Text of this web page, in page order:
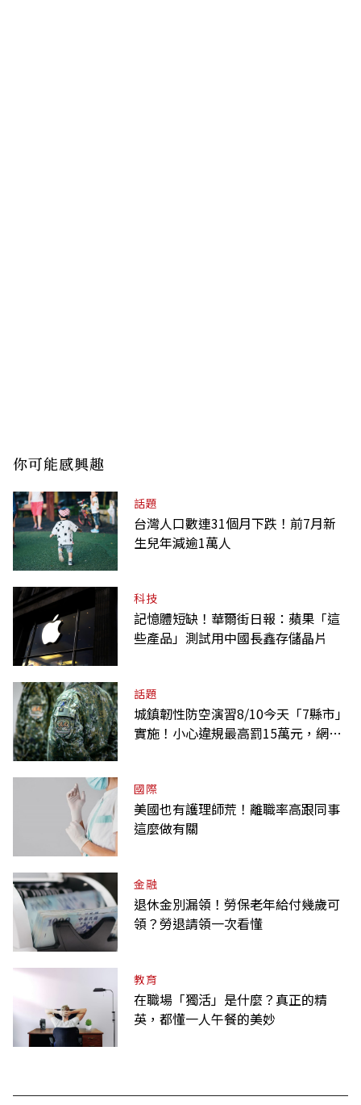
你可能感興趣
話題
台灣人口數連31個月下跌！前7月新
生兒年減逾1萬人
科技
記憶體短缺！華爾街日報：蘋果「這
些產品」測試用中國長鑫存儲晶片
話題
城鎮韌性防空演習8/10今天「7縣市」
實施！小心違規最高罰15萬元，網路
國際
美國也有護理師荒！離職率高跟同事
這麼做有關
金融
退休金別漏領！勞保老年給付幾歲可
領？勞退請領一次看懂
教育
在職場「獨活」是什麼？真正的精
英，都懂一人午餐的美妙